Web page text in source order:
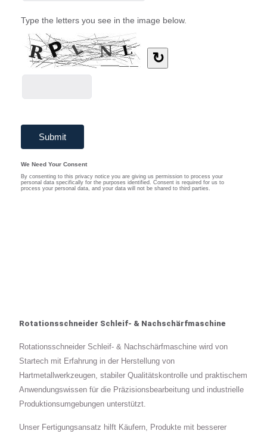
Rotationsschneider Schleif- & Nachschärfmaschine
Rotationsschneider Schleif- & Nachschärfmaschine wird von
Startech mit Erfahrung in der Herstellung von
Hartmetallwerkzeugen, stabiler Qualitätskontrolle und praktischem
Anwendungswissen für die Präzisionsbearbeitung und industrielle
Produktionsumgebungen unterstützt.
Unser Fertigungsansatz hilft Käufern, Produkte mit besserer